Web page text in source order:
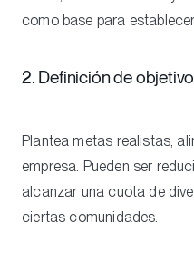
como base para
2. Definición de
Plantea metas realistas,
empresa. Pueden ser
alcanzar una cuota de
ciertas comunidades.